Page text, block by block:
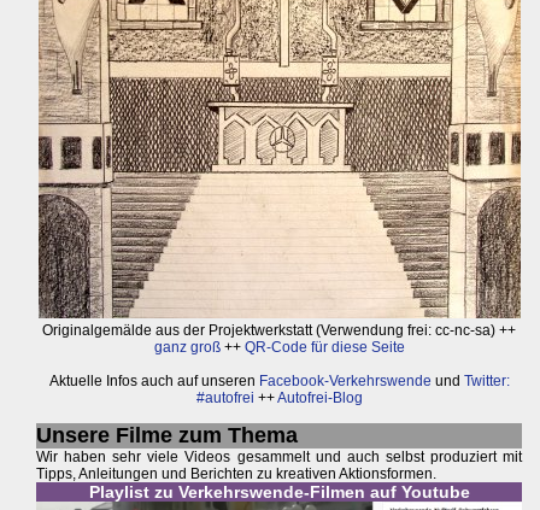
Originalgemälde aus der Projektwerkstatt (Verwendung frei: cc-nc-sa) ++
ganz groß++ QR-Code für diese Seite
Aktuelle Infos auch auf unseren Facebook-Verkehrswende und Twitter:
#autofrei ++Autofrei-Blog
Unsere Filme zum Thema
Wir haben sehr viele Videos gesammelt und auch selbst produziert mit
Tipps, Anleitungen und Berichten zu kreativen Aktionsformen.
Playlist zu Verkehrswende-Filmen auf Youtube